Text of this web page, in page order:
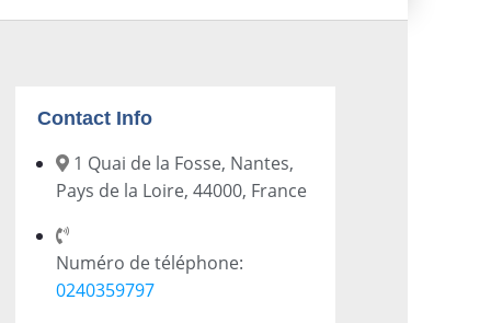
Contact Info
1 Quai de la Fosse, Nantes,
Pays de la Loire, 44000, France
Numéro de téléphone:
0240359797